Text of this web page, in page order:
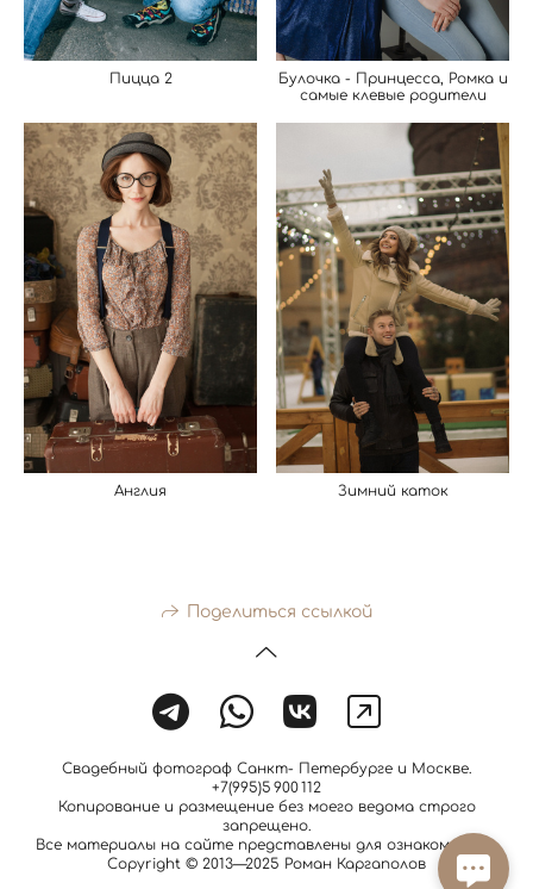
Пицца 2
Булочка - Принцесса, Ромка и
самые клевые родители
Англия Зимний каток
Поделиться ссылкой
Свадебный фотограф Санкт- Петербурге и Москве.
+7(995)5 900 112
Копирование и размещение без моего ведома строго
запрещено.
Все материалы на сайте представлены для ознакомления.
Copyright © 2013—2025 Роман Каргаполов